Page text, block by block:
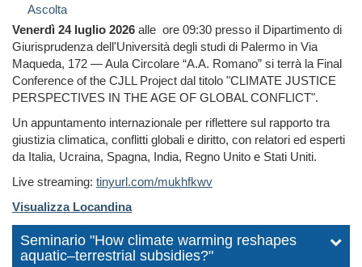
Ascolta
Venerdì 24 luglio 2026 alle ore 09:30 presso il Dipartimento di
Giurisprudenza dell'Università degli studi di Palermo in Via
Maqueda, 172 — Aula Circolare “A.A. Romano” si terrà la Final
Conference of the CJLL Project dal titolo "CLIMATE JUSTICE
PERSPECTIVES IN THE AGE OF GLOBAL CONFLICT".
Un appuntamento internazionale per riflettere sul rapporto tra
giustizia climatica, conflitti globali e diritto, con relatori ed esperti
da Italia, Ucraina, Spagna, India, Regno Unito e Stati Uniti.
Live streaming: tinyurl.com/mukhfkwv
Visualizza Locandina
Seminario "How climate warming reshapes
aquatic–terrestrial subsidies?"